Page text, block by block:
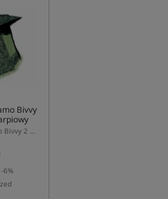
Bivvy
Carp Spirit Blax Camo Bivvy 2 Man – dwuosobowy namiot karpiowy 5000 mm
6%